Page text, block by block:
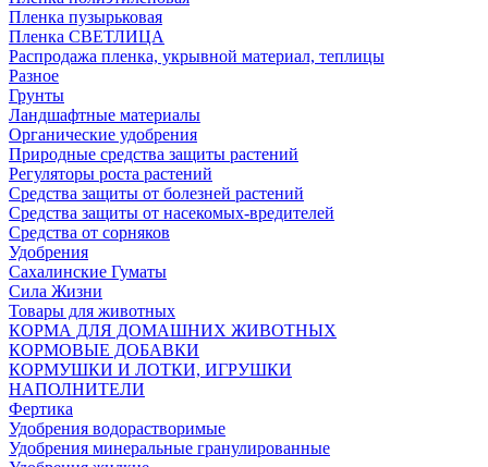
Пленка пузырьковая
Пленка СВЕТЛИЦА
Распродажа пленка, укрывной материал, теплицы
Разное
Грунты
Ландшафтные материалы
Органические удобрения
Природные средства защиты растений
Регуляторы роста растений
Средства защиты от болезней растений
Средства защиты от насекомых-вредителей
Средства от сорняков
Удобрения
Сахалинские Гуматы
Сила Жизни
Товары для животных
КОРМА ДЛЯ ДОМАШНИХ ЖИВОТНЫХ
КОРМОВЫЕ ДОБАВКИ
КОРМУШКИ И ЛОТКИ, ИГРУШКИ
НАПОЛНИТЕЛИ
Фертика
Удобрения водорастворимые
Удобрения минеральные гранулированные